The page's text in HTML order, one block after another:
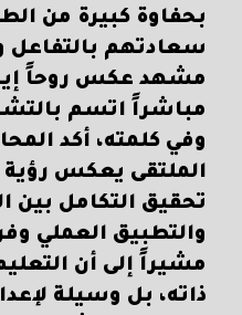
بحفاوة كبيرة من
سعادتهم بالتفاعل
مشهد عكس روحاً
مباشراً اتسم
وفي كلمته، أكد
الملتقى يعكس
تحقيق التكامل بين
والتطبيق العملي
مشيراً إلى أن
ذاته، بل وسيلة